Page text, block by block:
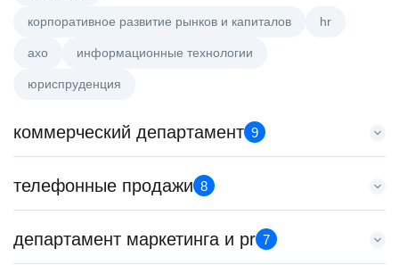
корпоративное развитие рынков и капиталов hr
axo информационные технологии
юриспруденция
коммерческий департамент 9
Менеджер по работе с ключевыми клиентами (КАМ)
HeadHunter::Коммерческий департамент
з/п не указана
телефонные продажи 8
HeadHunter::Телефонные продажи
департамент маркетинга и pr 7